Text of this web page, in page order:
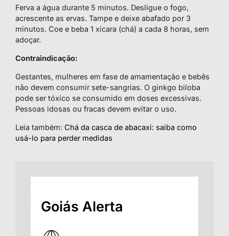
Ferva a água durante 5 minutos. Desligue o fogo,
acrescente as ervas. Tampe e deixe abafado por 3
minutos. Coe e beba 1 xícara (chá) a cada 8 horas, sem
adoçar.
Contraindicação:
Gestantes, mulheres em fase de amamentação e bebês
não devem consumir sete-sangrias. O ginkgo biloba
pode ser tóxico se consumido em doses excessivas.
Pessoas idosas ou fracas devem evitar o uso.
Leia também: Chá da casca de abacaxi: saiba como
usá-lo para perder medidas
Goiás Alerta